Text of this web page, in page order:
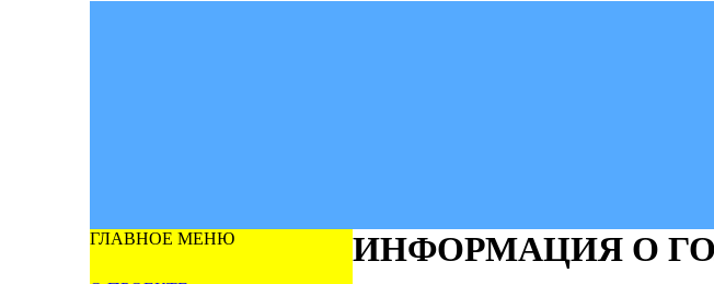
ГЛАВНОЕ МЕНЮ ИНФОРМАЦИЯ О